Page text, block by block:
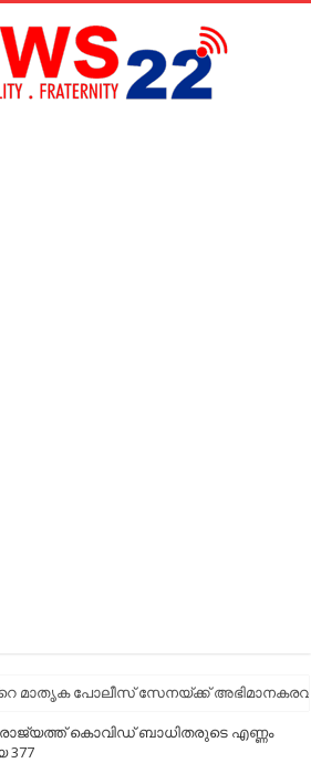
മാതൃക പോലീസ് സേനയ്ക്ക്
രാജ്യത്ത് കൊവിഡ് ബാധിതരുടെ എണ്ണം
377